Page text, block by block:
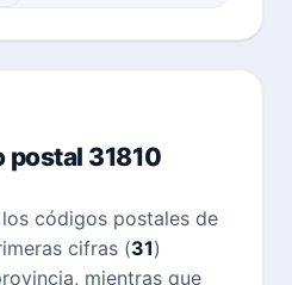
postal 31810
códigos postales de
cifras (31)
mientras que